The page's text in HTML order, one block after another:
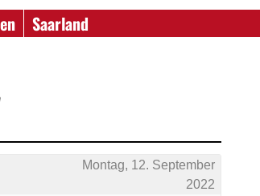
Saarland
Montag, 12. September
2022